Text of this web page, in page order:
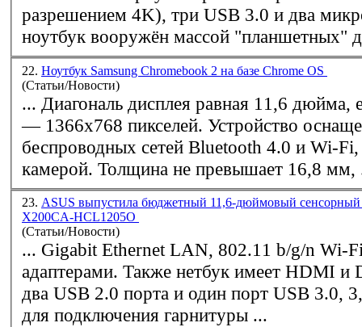
разрешением 4K), три USB 3.0 и два
ноутбук вооружён массой "планшетных"
22. Ноутбук Samsung Chromebook 2 на базе Chrome OS
(Статьи/Новости)
... Диагональ дисплея равная 11,6 дюйма,
— 1366х768 пикселей. Устройство оснащено адаптерами
беспроводных сетей Bluetooth 4.0 и Wi-Fi
камерой. Толщина не превышает 16,8 мм,
23. ASUS выпустила бюджетный 11,6-дюймовый сенсорный
X200CA-HCL1205O
(Статьи/Новости)
... Gigabit Ethernet LAN, 802.11 b/g/n Wi-
адаптерами. Также нетбук имеет HDMI и D-Sub выходы,
два USB 2.0 порта и один порт USB 3.0,
для подключения гарнитуры ...